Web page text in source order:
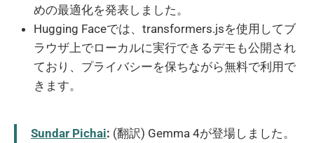
めの最適化を発表しました。
Hugging Faceでは、transformers.jsを使用してブ
ラウザ上でローカルに実行できるデモも公開され
ており、プライバシーを保ちながら無料で利用で
きます。
Sundar Pichai: (翻訳) Gemma 4が登場しました。